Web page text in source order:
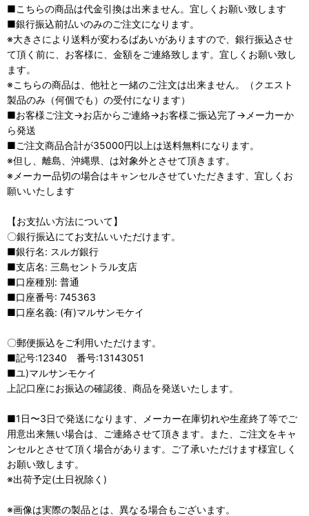
■こちらの商品は代金引換は出来ません。宜しくお願い致します
■銀行振込前払いのみのご注文になります。
※大きさにより送料が変わるばあいがありますので、銀行振込させ
て頂く前に、お客様に、金額をご連絡致します。宜しくお願い致し
ます。
※こちらの商品は、他社と一緒のご注文は出来ません。（クエスト
製品のみ（何個でも）の受付になります）
■お客様ご注文→お店からご連絡→お客様ご振込完了→メー力ーか
ら発送
■ご注文商品合計が35000円以上は送料無料になります。
※但し、離島、沖縄県、は対象外とさせて頂きます。
※メーカー品切の場合はキャンセルさせていただきます、宜しくお
願いいたします
【お支払い方法について】
〇銀行振込にてお支払いいただけます。
■銀行名: スルガ銀行
■支店名: 三島セントラル支店
■口座種別: 普通
■口座番号: 745363
■口座名義: (有)マルサンモケイ
〇郵便振込をご利用いただけます。
■記号:12340 番号:13143051
■ユ)マルサンモケイ
上記口座にお振込の確認後、商品を発送いたします。
■1日〜3日で発送になります、メーカー在庫切れや生産終了等でご
用意出来無い場合は、ご連絡させて頂きます。また、ご注文をキャ
ンセルとさせて頂く場合があります。ご了承いただけます様宜しく
お願い致します。
※出荷予定(土日祝除く)
※画像は実際の製品とは、異なる場合もございます。